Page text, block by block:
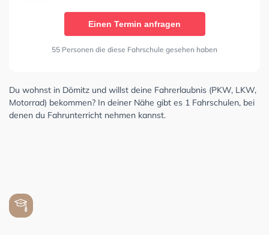
Einen Termin anfragen
55 Personen die diese Fahrschule gesehen haben
Du wohnst in Dömitz und willst deine Fahrerlaubnis (PKW, LKW,
Motorrad) bekommen? In deiner Nähe gibt es 1 Fahrschulen, bei
denen du Fahrunterricht nehmen kannst.